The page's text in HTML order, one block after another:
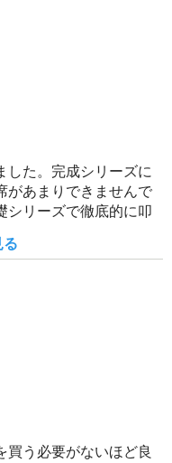
した。完成シリーズに
があまりできませんで
シリーズで徹底的に叩
る
買う必要がないほど良